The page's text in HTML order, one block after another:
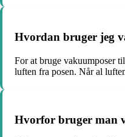
Hvordan bruger jeg
For at bruge vakuumposer
luften fra posen. Når al
Hvorfor bruger man